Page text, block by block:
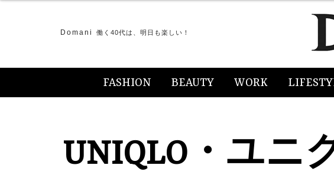
Domani 働く40代は、明日も楽しい！
FASHION BEAUTY WORK
UNIQLO・ユニ